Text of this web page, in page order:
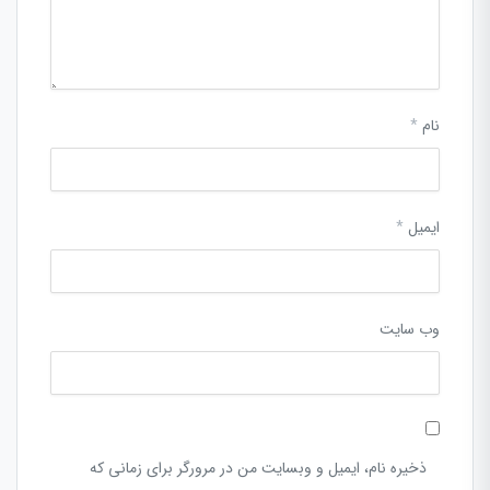
نام *
ایمیل *
وب‌ سایت
ذخیره نام، ایمیل و وبسایت من در مرورگر برای زمانی که